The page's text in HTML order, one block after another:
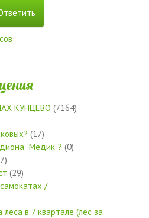
КУНЦЕВО (7164)
(17)
"Медик"? (0)
(29)
/
в 7 квартале (лес за